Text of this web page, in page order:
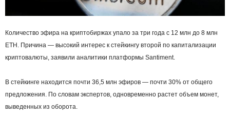
Количество эфира на криптобиржах упало за три года с 12 млн до 8 млн
ETH. Причина — высокий интерес к стейкингу второй по капитализации
криптовалюты, заявили аналитики платформы Santiment.
В стейкинге находится почти 36,5 млн эфиров — почти 30% от общего
предложения. По словам экспертов, одновременно растет объем монет,
выведенных из оборота.